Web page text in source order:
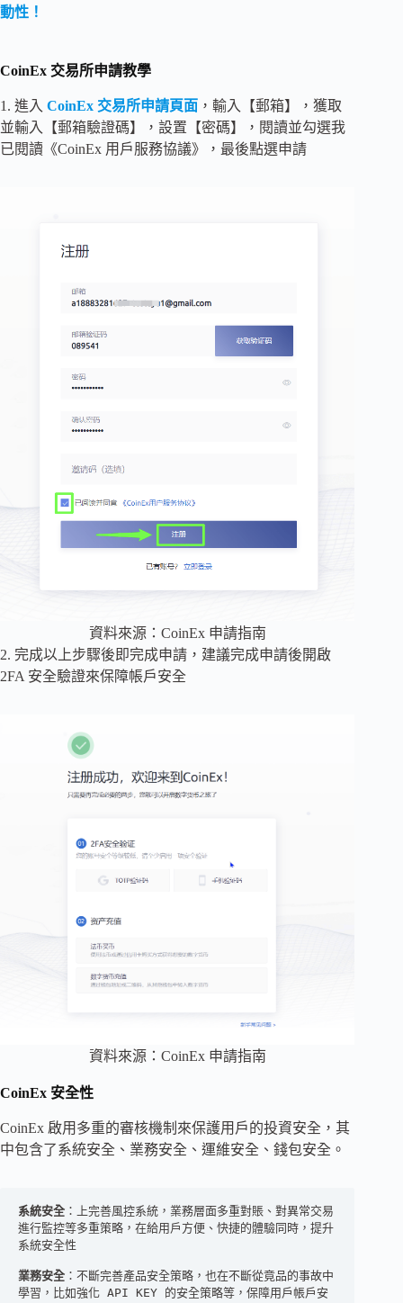
動性！
CoinEx 交易所申請教學
1. 進入 CoinEx 交易所申請頁面 ，輸入【郵箱】，獲取
並輸入【郵箱驗證碼】，設置【密碼】，閱讀並勾選我
已閱讀《CoinEx 用戶服務協議》，最後點選申請
資料來源：CoinEx 申請指南
2. 完成以上步驟後即完成申請，建議完成申請後開啟
2FA 安全驗證來保障帳戶安全
資料來源：CoinEx 申請指南
CoinEx 安全性
CoinEx 啟用多重的審核機制來保護用戶的投資安全，其
中包含了系統安全、業務安全、運維安全、錢包安全。
系統安全 ：上完善風控系統，業務層面多重對賬、對異常交易
進行監控等多重策略，在給用戶方便、快捷的體驗同時，提升
系統安全性
業務安全 ：不斷完善產品安全策略，也在不斷從竟品的事故中
學習，比如強化 API KEY 的安全策略等，保障用戶帳戶安